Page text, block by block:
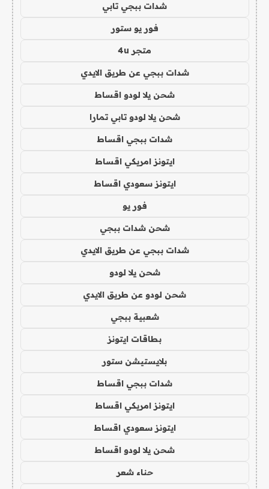
شدات ببجي تابي
فور يو ستور
متجر 4u
شدات ببجي عن طريق الايدي
شحن يلا لودو اقساط
شحن يلا لودو تابي تمارا
شدات ببجي اقساط
ايتونز امريكي اقساط
ايتونز سعودي اقساط
فور يو
شحن شدات ببجي
شدات ببجي عن طريق الايدي
شحن يلا لودو
شحن لودو عن طريق الايدي
شعبية ببجي
بطاقات ايتونز
بلايستيشن ستور
شدات ببجي اقساط
ايتونز امريكي اقساط
ايتونز سعودي اقساط
شحن يلا لودو اقساط
حناء شعر